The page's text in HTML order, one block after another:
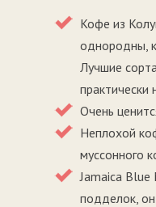
Кофе из
однородны,
Лучшие
практически
Очень
Неплохой
муссонного
Jamaica
подделок,